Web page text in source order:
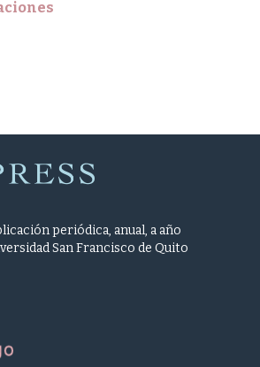
periódica, anual, a año
San Francisco de Quito